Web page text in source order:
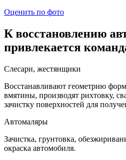
Оценить по фото
К восстановлению
привлекается
Слесари, жестянщики
Восстанавливают геометрию
вмятины, производят рихтовку,
зачистку поверхностей для
Автомаляры
Зачистка, грунтовка,
окраска автомобиля.